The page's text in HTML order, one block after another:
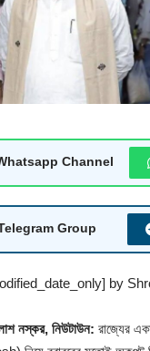
Channel
Group
by
নস্কর, নিউটাউন: রাজ্যের